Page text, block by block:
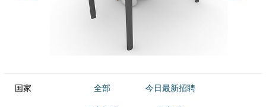
国家 全部 今日最新招聘